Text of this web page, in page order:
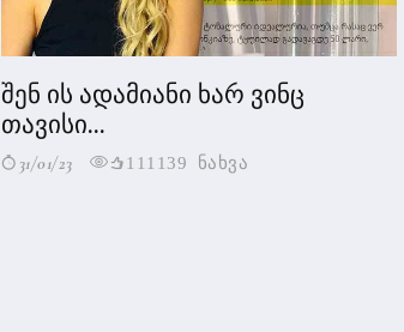
შენ ის ადამიანი ხარ ვინც
თავისი...
31/01/23 111139 ნახვა